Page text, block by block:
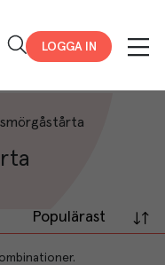
LOGGA IN
smörgåstårta
Populärast